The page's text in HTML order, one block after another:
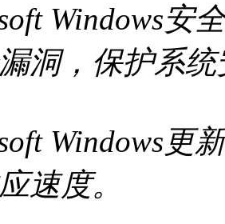
Windows安
洞，保护系
Windows更
速度。